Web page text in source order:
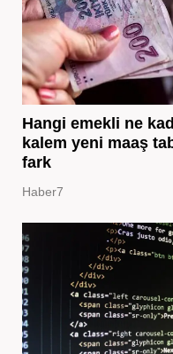
Hangi emekli ne
kalem yeni maaş
fark
Haber7